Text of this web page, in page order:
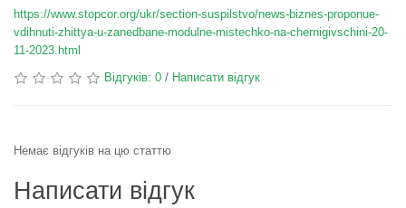
https://www.stopcor.org/ukr/section-suspilstvo/news-biznes-proponue-
vdihnuti-zhittya-u-zanedbane-modulne-mistechko-na-chernigivschini-20-
11-2023.html
Відгуків: 0 / Написати відгук
Немає відгуків на цю статтю
Написати відгук